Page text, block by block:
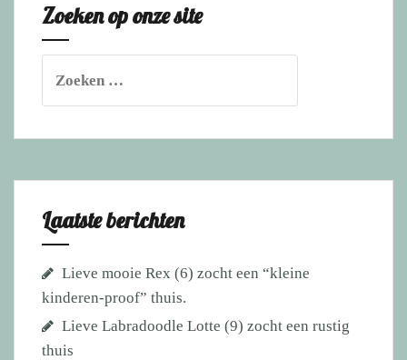
naar
met
kennis
van
Zoeken op onze site
naar:
Laatste berichten
Lieve mooie Rex (6) zocht een “kleine
kinderen-proof” thuis.
Lieve Labradoodle Lotte (9) zocht een rustig
thuis